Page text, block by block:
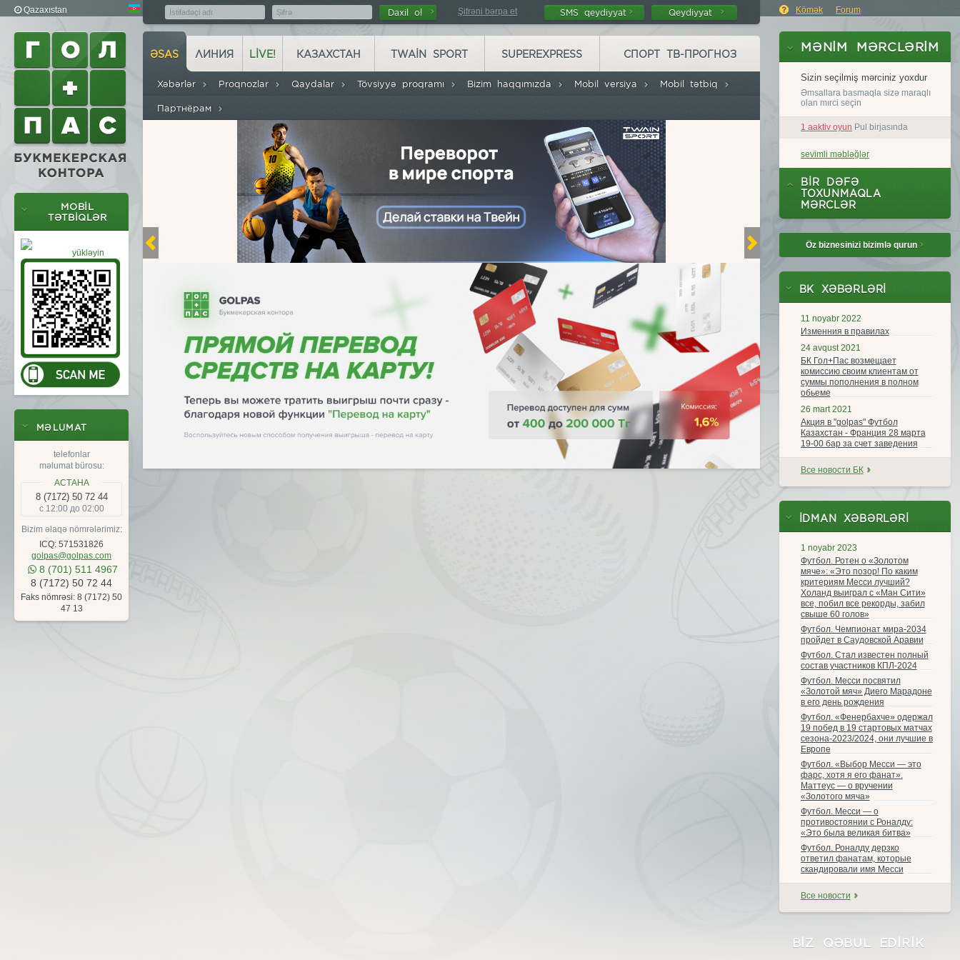
Qazaxıstan Kömək Forum
Daxil ol Şifrəni bərpa et SMS qeydiyyat Qeydiyyat
MOBIL
TƏTBIQLƏR
yükləyin
MƏLUMAT
telefonlar
məlumat bürosu:
АСТАНА
8 (7172) 50 72 44
с 12:00 до 02:00
Bizim əlaqə nömrələrimiz:
ICQ: 571531826
golpas@golpas.com
8 (701) 511 4967
8 (7172) 50 72 44
Faks nömrəsi: 8 (7172) 50
47 13
Öz biznesinizi bizimlə qurun
BK XƏBƏRLƏRI
11 noyabr 2022
Изменния в правилах
24 avqust 2021
БК Гол+Пас возмещает
комиссию своим клиентам от
суммы пополнения в полном
обьеме
26 mart 2021
Акция в "golpas" Футбол
Казахстан - Франция 28 марта
19-00 бар за счет заведения
Все новости БК
İDMAN XƏBƏRLƏRI
1 noyabr 2023
Футбол. Ротен о «Золотом
мяче»: «Это позор! По каким
критериям Месси лучший?
Холанд выиграл с «Ман Сити»
все, побил все рекорды, забил
свыше 60 голов»
Футбол. Чемпионат мира-2034
пройдет в Саудовской Аравии
Футбол. Стал известен полный
состав участников КПЛ-2024
Футбол. Месси посвятил
«Золотой мяч» Диего Марадоне
в его день рождения
Футбол. «Фенербахче» одержал
19 побед в 19 стартовых матчах
сезона-2023/2024, они лучшие в
Европе
Футбол. «Выбор Месси — это
фарс, хотя я его фанат».
Маттеус — о вручении
«Золотого мяча»
Футбол. Месси — о
противостоянии с Роналду:
«Это была великая битва»
Футбол. Роналду дерзко
ответил фанатам, которые
скандировали имя Месси
Все новости
BIZ QƏBUL EDIRIK
ƏSAS
Xəbərlər Proqnozlar Qaydalar Tövsiyyə proqramı Bizim haqqımızda Mobil versiya Mobil tətbiq
Партнёрам
ЛИНИЯ LIVE! КАЗАХСТАН TWAIN SPORT SUPEREXPRESS СПОРТ ТВ-ПРОГНОЗ